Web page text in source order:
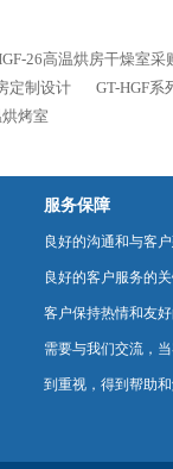
26高温烘房干燥室采
定制设计 GT-HGF系
烤室
服务保障
良好的沟通和与客
良好的客户服务的
客户保持热情和友
需要与我们交流，
到重视，得到帮助和